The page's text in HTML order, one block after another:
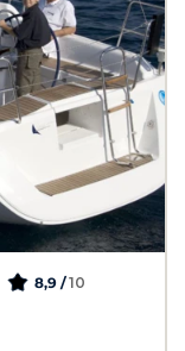
8,9 /10